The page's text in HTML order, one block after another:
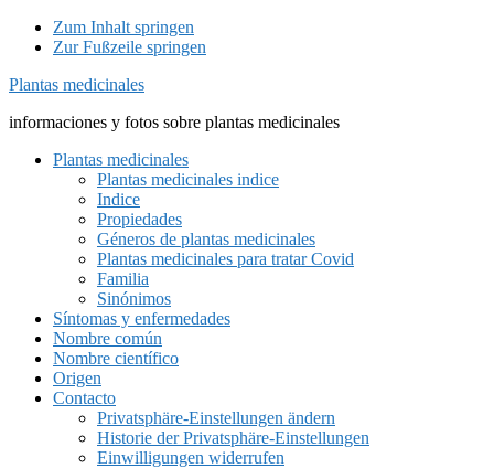
Zum Inhalt springen
Zur Fußzeile springen
Plantas medicinales
informaciones y fotos sobre plantas medicinales
Plantas medicinales
Plantas medicinales indice
Indice
Propiedades
Géneros de plantas medicinales
Plantas medicinales para tratar Covid
Familia
Sinónimos
Síntomas y enfermedades
Nombre común
Nombre científico
Origen
Contacto
Privatsphäre-Einstellungen ändern
Historie der Privatsphäre-Einstellungen
Einwilligungen widerrufen